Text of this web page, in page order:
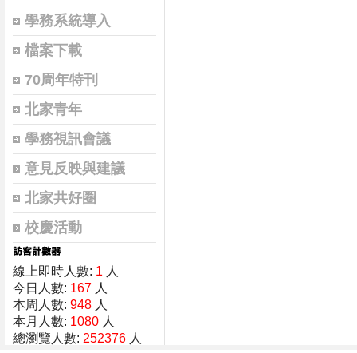
學務系統導入
檔案下載
70周年特刊
北家青年
學務視訊會議
意見反映與建議
北家共好圈
校慶活動
線上即時人數: 1 人
今日人數: 167 人
本周人數: 948 人
本月人數: 1080 人
總瀏覽人數: 252376 人